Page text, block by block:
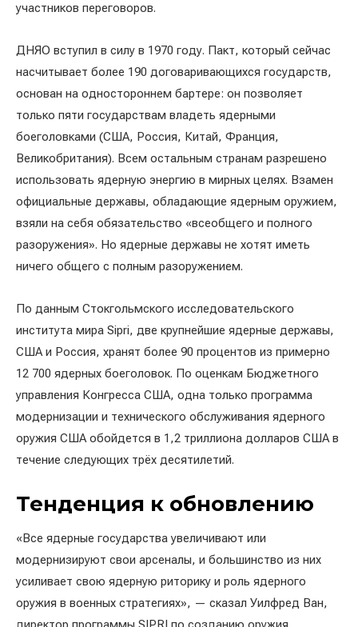
участников переговоров.
ДНЯО вступил в силу в 1970 году. Пакт, который сейчас
насчитывает более 190 договаривающихся государств,
основан на одностороннем бартере: он позволяет
только пяти государствам владеть ядерными
боеголовками (США, Россия, Китай, Франция,
Великобритания). Всем остальным странам разрешено
использовать ядерную энергию в мирных целях. Взамен
официальные державы, обладающие ядерным оружием,
взяли на себя обязательство «всеобщего и полного
разоружения». Но ядерные державы не хотят иметь
ничего общего с полным разоружением.
По данным Стокгольмского исследовательского
института мира Sipri, две крупнейшие ядерные державы,
США и Россия, хранят более 90 процентов из примерно
12 700 ядерных боеголовок. По оценкам Бюджетного
управления Конгресса США, одна только программа
модернизации и технического обслуживания ядерного
оружия США обойдется в 1,2 триллиона долларов США в
течение следующих трёх десятилетий.
Тенденция к обновлению
«Все ядерные государства увеличивают или
модернизируют свои арсеналы, и большинство из них
усиливает свою ядерную риторику и роль ядерного
оружия в военных стратегиях», — сказал Уилфред Ван,